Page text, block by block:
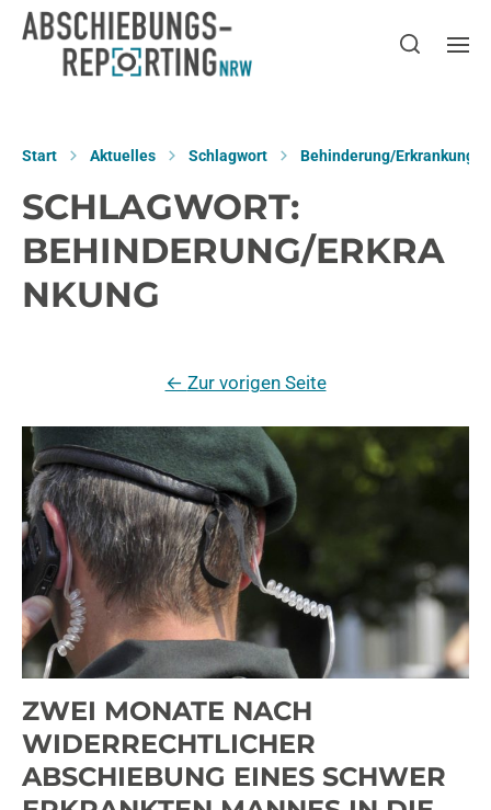
Start Aktuelles Schlagwort Behinderung/Erkrankung
SCHLAGWORT:
BEHINDERUNG/ERKRA
NKUNG
← Zur vorigen Seite
ZWEI MONATE NACH
WIDERRECHTLICHER
ABSCHIEBUNG EINES SCHWER